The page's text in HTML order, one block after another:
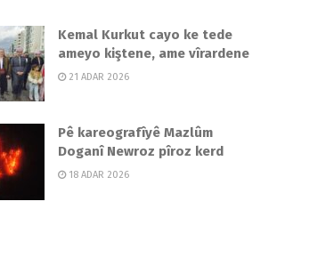
Kemal Kurkut cayo ke tede
ameyo kiştene, ame vîrardene
21 ADAR 2026
Pê kareografîyê Mazlûm
Doganî Newroz pîroz kerd
18 ADAR 2026